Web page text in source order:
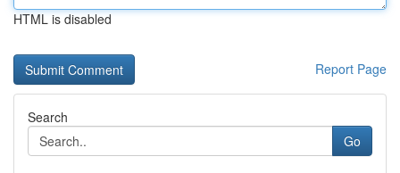
HTML is disabled
Report Page
Search
Go